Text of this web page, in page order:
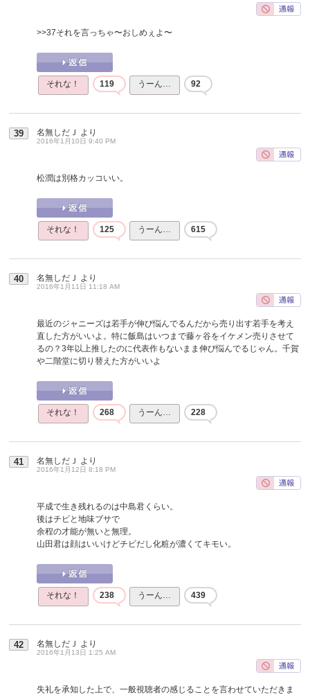
>>37それを言っちゃ〜おしめぇよ〜
それな！ 119 うーん… 92
39 名無しだＪ より
2016年1月10日 9:40 PM
松潤は別格カッコいい。
それな！ 125 うーん… 615
40 名無しだＪ より
2016年1月11日 11:18 AM
最近のジャニーズは若手が伸び悩んでるんだから売り出す若手を考え
直した方がいいよ。特に飯島はいつまで藤ヶ谷をイケメン売りさせて
るの？3年以上推したのに代表作もないまま伸び悩んでるじゃん。千賀
や二階堂に切り替えた方がいいよ
それな！ 268 うーん… 228
41 名無しだＪ より
2016年1月12日 8:18 PM
平成で生き残れるのは中島君くらい。
後はチビと地味ブサで
余程の才能が無いと無理。
山田君は顔はいいけどチビだし化粧が濃くてキモい。
それな！ 238 うーん… 439
42 名無しだＪ より
2016年1月13日 1:25 AM
失礼を承知した上で、一般視聴者の感じることを言わせていただきま